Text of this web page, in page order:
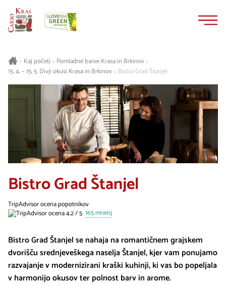
> Kaj početi > Pomladne barve Krasa in Brkinov>
15. 4. – 15. 5. Divji okusi Krasa in Brkinov> Bistro Grad Štanjel
Bistro Grad Štanjel
TripAdvisor ocena popotnikov
165 mnenj
Bistro Grad Štanjel se nahaja na romantičnem grajskem
dvorišču srednjeveškega naselja Štanjel, kjer vam ponujamo
razvajanje v modernizirani kraški kuhinji, ki vas bo popeljala
v harmonijo okusov ter polnost barv in arome.